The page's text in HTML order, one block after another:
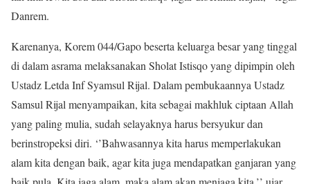
Danrem.
Karenanya, Korem 044/Gapo beserta keluarga besar yang tinggal
di dalam asrama melaksanakan Sholat Istisqo yang dipimpin oleh
Ustadz Letda Inf Syamsul Rijal. Dalam pembukaannya Ustadz
Samsul Rijal menyampaikan, kita sebagai makhluk ciptaan Allah
yang paling mulia, sudah selayaknya harus bersyukur dan
berinstropeksi diri. ‘’Bahwasannya kita harus memperlakukan
alam kita dengan baik, agar kita juga mendapatkan ganjaran yang